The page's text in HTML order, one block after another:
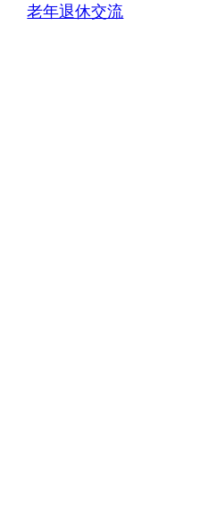
老年退休交流